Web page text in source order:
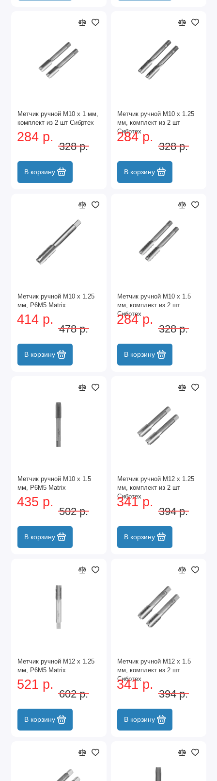
Метчик ручной М10 х 1 мм,
комплект из 2 шт Сибртех
284 р.
328 р.
В корзину
Метчик ручной М10 х 1.25
мм, комплект из 2 шт
Сибртех
284 р.
328 р.
В корзину
Метчик ручной М10 х 1.25
мм, Р6М5 Matrix
414 р.
478 р.
В корзину
Метчик ручной М10 х 1.5
мм, комплект из 2 шт
Сибртех
284 р.
328 р.
В корзину
Метчик ручной М10 х 1.5
мм, Р6М5 Matrix
435 р.
502 р.
В корзину
Метчик ручной М12 х 1.25
мм, комплект из 2 шт
Сибртех
341 р.
394 р.
В корзину
Метчик ручной М12 х 1.25
мм, Р6М5 Matrix
521 р.
602 р.
В корзину
Метчик ручной М12 х 1.5
мм, комплект из 2 шт
Сибртех
341 р.
394 р.
В корзину